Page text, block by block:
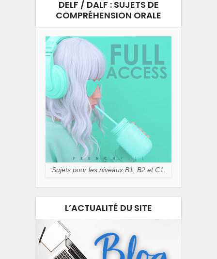
DELF / DALF : SUJETS DE
COMPRÉHENSION ORALE
Sujets pour les niveaux B1, B2 et C1.
L’ACTUALITÉ DU SITE